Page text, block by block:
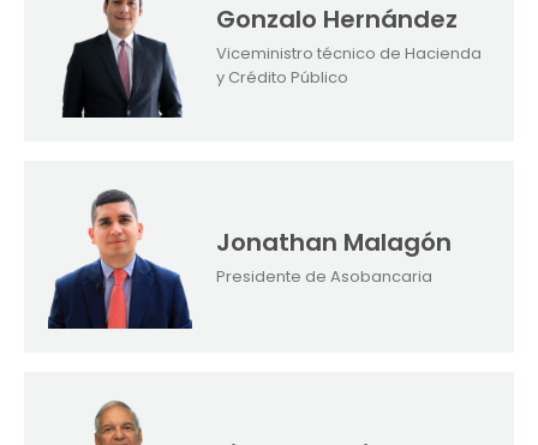
Gonzalo Hernández
Viceministro técnico de Hacienda
y Crédito Público
Jonathan Malagón
Presidente de Asobancaria